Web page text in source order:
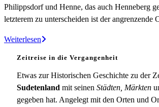
Philippsdorf und Henne, das auch Henneberg
letzterem zu unterscheiden ist der
WeiterlesenNiederkamnitz
Zeitreise in die Vergangenheit
Etwas zur Historischen Geschichte zu der
Sudetenland mit seinen Städten, Märkten
gegeben hat. Angelegt mit den Orten und